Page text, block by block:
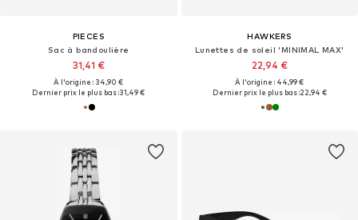
PIECES
Sac à bandoulière
31,41 €
À l'origine : 34,90 €
Dernier prix le plus bas :31,49 €
HAWKERS
Lunettes de soleil 'MINIMAL MAX'
22,94 €
À l'origine : 44,99 €
Dernier prix le plus bas :22,94 €